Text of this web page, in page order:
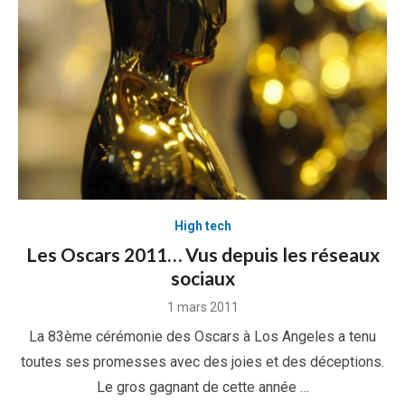
High tech
Les Oscars 2011… Vus depuis les réseaux
sociaux
Posted
1 mars 2011
La 83ème cérémonie des Oscars à Los Angeles a tenu
toutes ses promesses avec des joies et des déceptions.
Le gros gagnant de cette année …